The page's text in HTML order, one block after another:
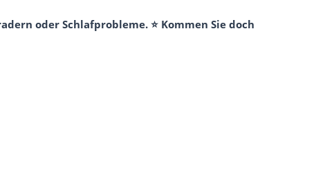
oder Schlafprobleme. ⭐ Kommen Sie doch